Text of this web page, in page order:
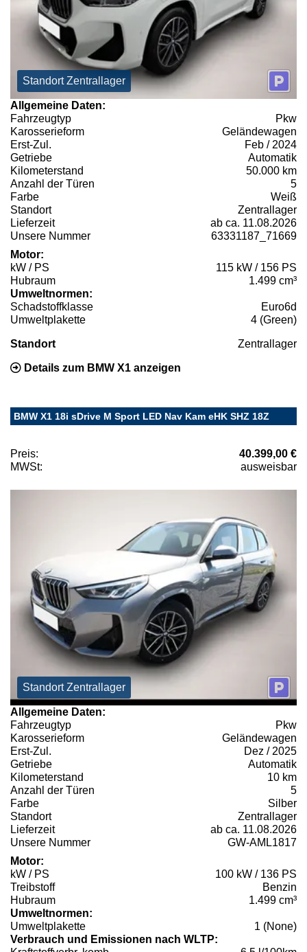
Standort Zentrallager
Allgemeine Daten:
Fahrzeugtyp
Pkw
Karosserieform
Geländewagen
Erst-Zul.
Feb / 2024
Getriebe
Automatik
Kilometerstand
50.000 km
Anzahl der Türen
5
Farbe
Weiß
Standort
Zentrallager
Lieferzeit
ab ca. 11.08.2026
Unsere Nummer
63331187_71669
Motor:
kW / PS
115 kW / 156 PS
Hubraum
1.499 cm³
Umweltnormen:
Schadstoffklasse
Euro6d
Umweltplakette
4 (Green)
Standort Zentrallager
Details zum BMW X1 anzeigen
BMW X1 18i sDrive M Sport LED Nav Kam eHK SHZ 18Z
Preis:
40.399,00 €
MWSt:
ausweisbar
Standort Zentrallager
Allgemeine Daten:
Fahrzeugtyp
Pkw
Karosserieform
Geländewagen
Erst-Zul.
Dez / 2025
Getriebe
Automatik
Kilometerstand
10 km
Anzahl der Türen
5
Farbe
Silber
Standort
Zentrallager
Lieferzeit
ab ca. 11.08.2026
Unsere Nummer
GW-AML1817
Motor:
kW / PS
100 kW / 136 PS
Treibstoff
Benzin
Hubraum
1.499 cm³
Umweltnormen:
Umweltplakette
1 (None)
Verbrauch und Emissionen nach WLTP: